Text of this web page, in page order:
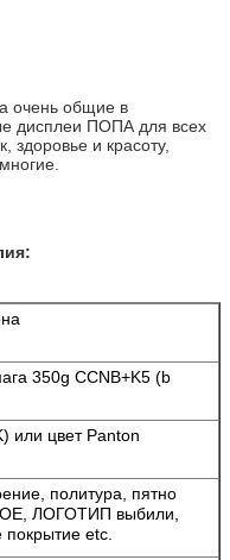
очень общие в
дисплеи ПОПА для всех
здоровье и красоту,
350g CCNB+K5 (b
или цвет Panton
политура, пятно
ЛОГОТИП выбили,
etc.